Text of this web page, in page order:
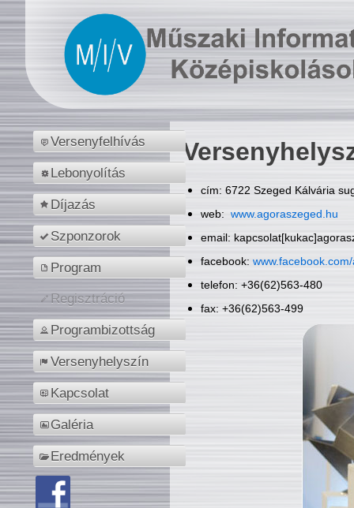
Versenyfelhívás
Lebonyolítás
Díjazás
Szponzorok
Program
Regisztráció
Programbizottság
Versenyhelyszín
Kapcsolat
Galéria
Eredmények
cím: 6722 Szeged Kálvária
web: www.agoraszeged.hu
email:
facebook:
telefon: +36(62)563-480
fax: +36(62)563-499